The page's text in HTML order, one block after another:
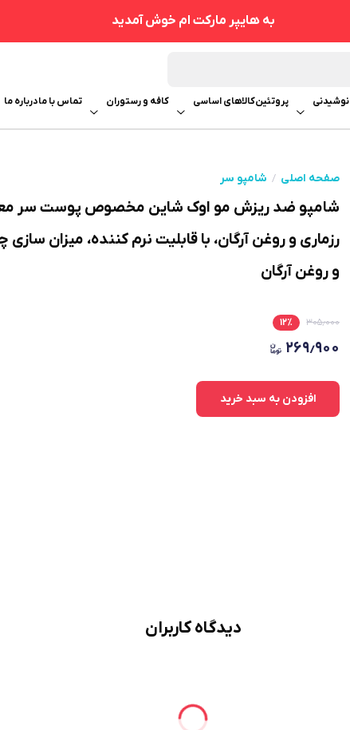
به هایپر مارکت ام خوش آمدید
نوشیدنی پروتئینکالاهای اساسی کافه و رستوران تماس با مادرباره ما
صفحه اصلی شامپو سر
رزماری و روغن آرگان، با قابلیت نرم کننده، میزان
و روغن آرگان
۳۰۵٫۰۰۰ ۱۲٪
۲۶۹٫۹۰۰
افزودن به سبد خرید
دیدگاه کاربران